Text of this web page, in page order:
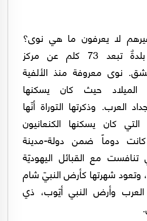
لا يعرفون ما هي نوى؟
وأين هي؟ بلدةٌ تبعد 73 كلم عن مركز
نوى معروفة منذ الألفية
الميلاد حيث كان يسكنها
العرب. وذكرتها التوراة أنّها
كان يسكنها الكنعانيون
كانت دوماً ضمن دولة-مدينة
مع القبائل اليهوديّة
وتعود شهرتها كأرض النبيّ شام
وأرض النبي أيّوب، ذي